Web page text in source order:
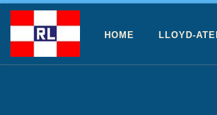
Ga naar inhoud
HOME LLOYD-